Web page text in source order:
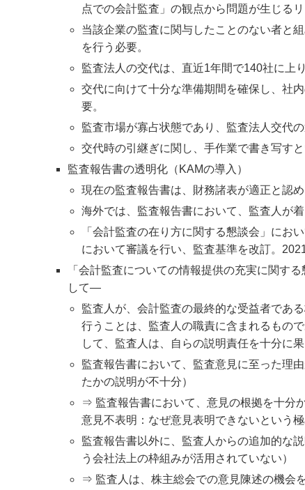
点での会計監査」の観点から問題が生じるリ
当該企業の監査に関与したことのない者と
を行う必要。
監査法人の交代は、直近1年間で140社に上
交代に向けて十分な準備期間を確保し、社
要。
監査市場が寡占状態であり、監査法人交代
交代時の引継ぎに関し、手作業で書き写す
監査報告書の透明化（KAMの導入）
現在の監査報告書は、財務諸表が適正と認
海外では、監査報告書において、監査人が
「会計監査の在り方に関する懇談会」にお
において審議を行い、監査基準を改訂。
「会計監査についての情報提供の充実に関す
して―
監査人が、会計監査の最終的な受益者であ
行うことは、監査人の職責に含まれるもの
して、監査人は、自らの説明責任を十分に
監査報告書において、監査意見に至った理
たかの説明が不十分）
⇒ 監査報告書において、意見の根拠を十分
意見不表明：なぜ意見表明できないという
監査報告書以外に、監査人からの追加的な
う会社法上の枠組みが活用されていない）
⇒ 監査人は、株主総会での意見陳述の機会